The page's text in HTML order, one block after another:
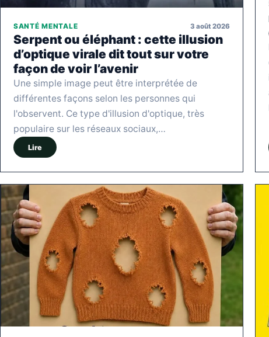
SANTÉ MENTALE 3 août 2026
Serpent ou éléphant : cette illusion
d’optique virale dit tout sur votre
façon de voir l’avenir
Une simple image peut être interprétée de
différentes façons selon les personnes qui
l'observent. Ce type d'illusion d'optique, très
populaire sur les réseaux sociaux,…
Lire